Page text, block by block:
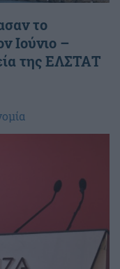
το
Ιούνιο –
της ΕΛΣΤΑΤ